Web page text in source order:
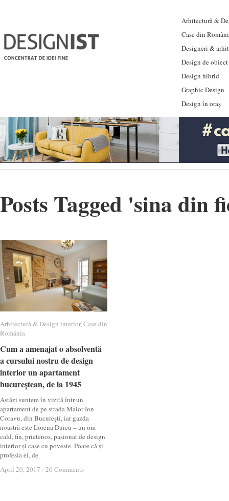
Arhitectură &
Case din
Designeri &
Design de obiect
Design hibrid
Graphic Design
Design în oraș
Posts Tagged 'sina din
Arhitectură & Design interior,Case din
România
Cum a amenajat o absolventă
a cursului nostru de design
interior un apartament
bucureștean, de la 1945
Astăzi suntem în vizită într-un
apartament de pe strada Maior Ion
Coravu, din București, iar gazda
noastră este Lorena Duicu – un om
cald, fin, prietenos, pasionat de design
interior și case cu poveste. Poate că și
profesia ei, de
April 20, 2017 / 20 Comments
Arhitectură & Design interior Case din
România
Cum a amenajat o absolventă
a cursului nostru de design
interior un apartament
bucureștean, de la 1945
April 20, 2017 / 20 Comments